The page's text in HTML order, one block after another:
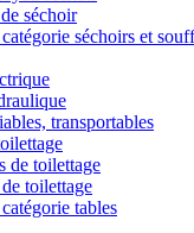
séchoir
séchoirs et
transportables
de toilettage
toilettage
tables